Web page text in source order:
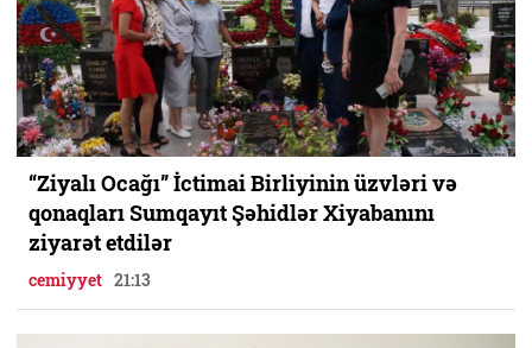
“Ziyalı Ocağı” İctimai Birliyinin üzvləri və
qonaqları Sumqayıt Şəhidlər Xiyabanını
ziyarət etdilər
cemiyyet 21:13